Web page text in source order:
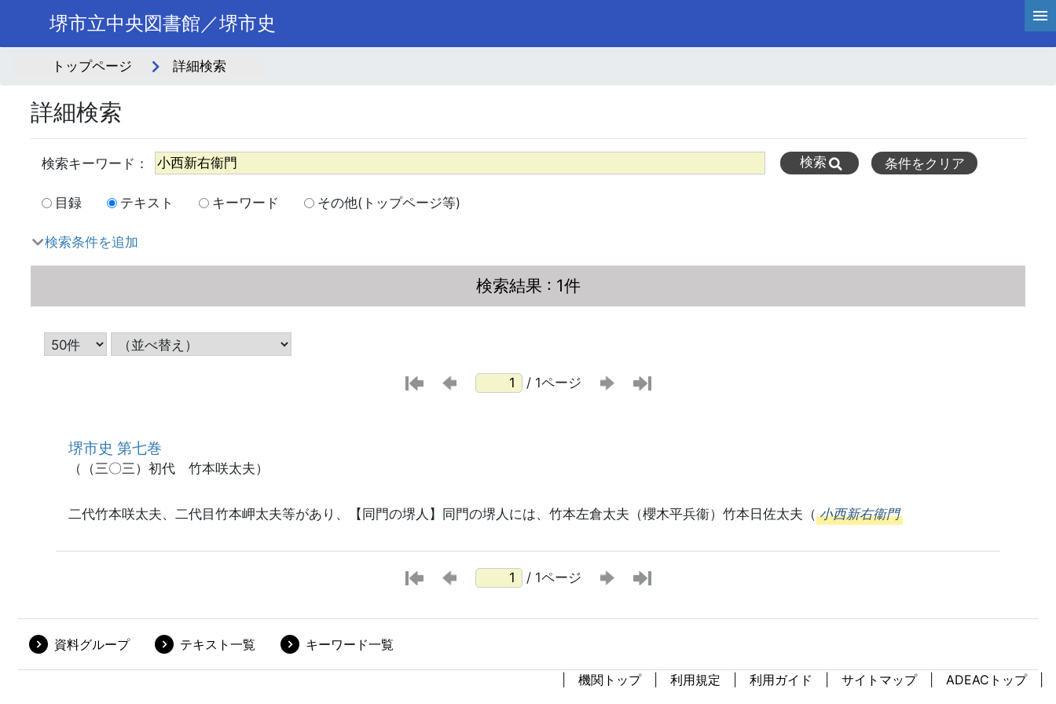
堺市立中央図書館／堺市史
トップページ 詳細検索
詳細検索
目録 テキスト キーワード その他(トップページ等)
検索条件を追加
検索結果 : 1件
/ 1ページ
堺市史 第七巻
（（三〇三）初代 竹本咲太夫）
二代竹本咲太夫、二代目竹本岬太夫等があり、【同門の堺人】同門の堺人には、竹本左倉太夫（櫻木平兵衞）竹本日佐太夫（ 小西新右衞門
/ 1ページ
資料グループ テキスト一覧 キーワード一覧
機関トップ 利用規定 利用ガイド サイトマップ ADEACトップ